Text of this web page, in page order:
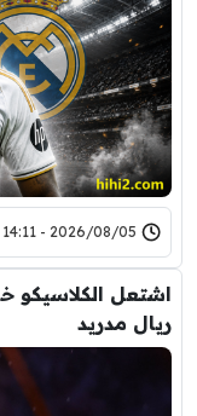
2026/08/05 - 14:11
اشتعل الكلاسيكو
ريال مدريد